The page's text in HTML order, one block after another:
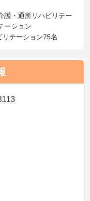
護・通所リハビリテー
ーション
テーション75名